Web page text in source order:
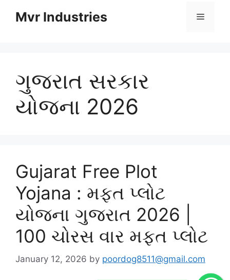
contentMvr Industries Menu
ગુજરાત સરકાર
યોજના 2026
Gujarat Free Plot
Yojana : મફત પ્લોટ
યોજના ગુજરાત 2026 |
100 ચોરસ વાર મફત પ્લોટ
January 12, 2026 by poordog8511@gmail.com